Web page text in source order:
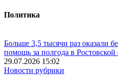
Политика
Больше 3,5 тысячи раз оказали
помощь за полгода в Ростовской
29.07.2026 15:02
Новости рубрики